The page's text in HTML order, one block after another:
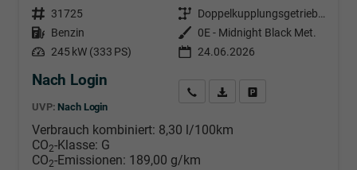
Fahrzeugnr. 31725 Getriebe
Doppelkupplungsgetriebe (DSG)
Kraftstoff Benzin Außenfarbe 0E - Midnight Black Met.
Leistung 245 kW (333 PS) 24.06.2026
Nach Login
UVP: Nach Login
Wir rufen Sie anPDF-Datei, Fahrzeugexposé
Verbrauch kombiniert: 8,30 l/100km
CO2-Klasse: G
CO2-Emissionen: 189,00 g/km